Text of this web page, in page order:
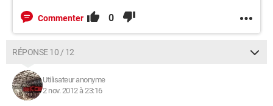
Commenter 0
RÉPONSE 10 / 12
Utilisateur anonyme
2 nov. 2012 à 23:16